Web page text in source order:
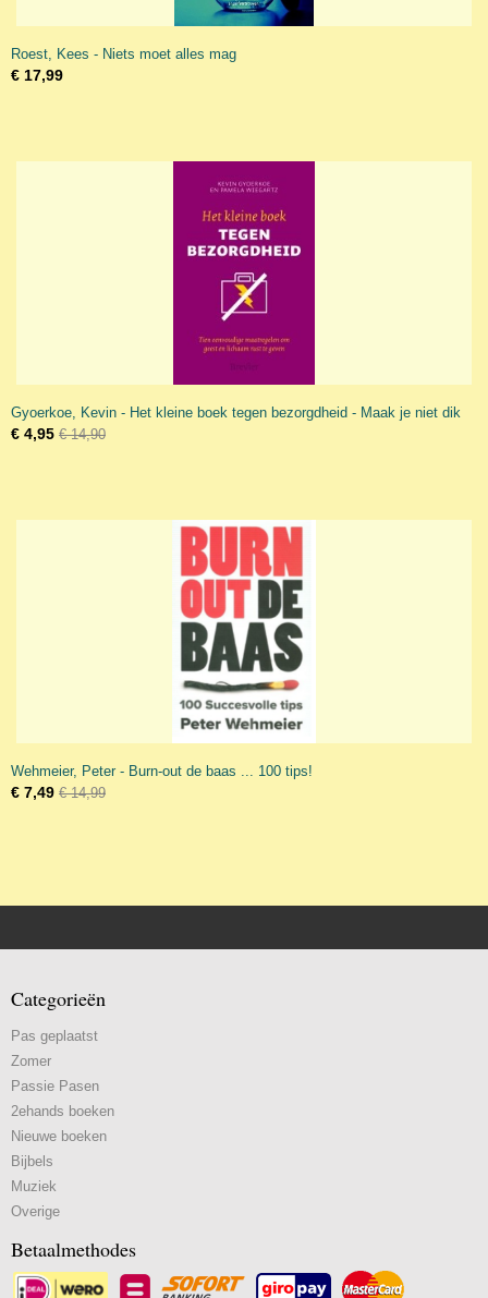
Roest, Kees - Niets moet alles mag
€ 17,99
Gyoerkoe, Kevin - Het kleine boek tegen bezorgdheid - Maak je niet dik
€ 4,95 € 14,90
Wehmeier, Peter - Burn-out de baas ... 100 tips!
€ 7,49 € 14,99
Categorieën
Pas geplaatst
Zomer
Passie Pasen
2ehands boeken
Nieuwe boeken
Bijbels
Muziek
Overige
Betaalmethodes